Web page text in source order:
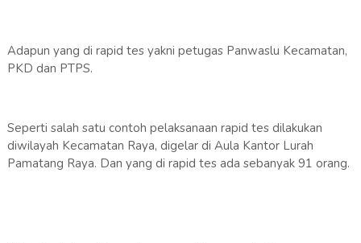
Adapun yang di rapid tes yakni petugas Panwaslu Kecamatan,
PKD dan PTPS.
Seperti salah satu contoh pelaksanaan rapid tes dilakukan
diwilayah Kecamatan Raya, digelar di Aula Kantor Lurah
Pamatang Raya. Dan yang di rapid tes ada sebanyak 91 orang.